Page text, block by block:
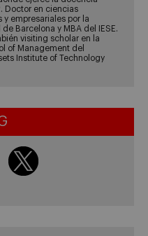
Doctor en ciencias
y empresariales por la
Barcelona y MBA del IESE.
visiting scholar en la
of Management del
Institute of Technology